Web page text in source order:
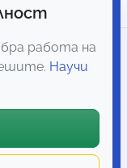
Мрежа Списък
работа на
Научи